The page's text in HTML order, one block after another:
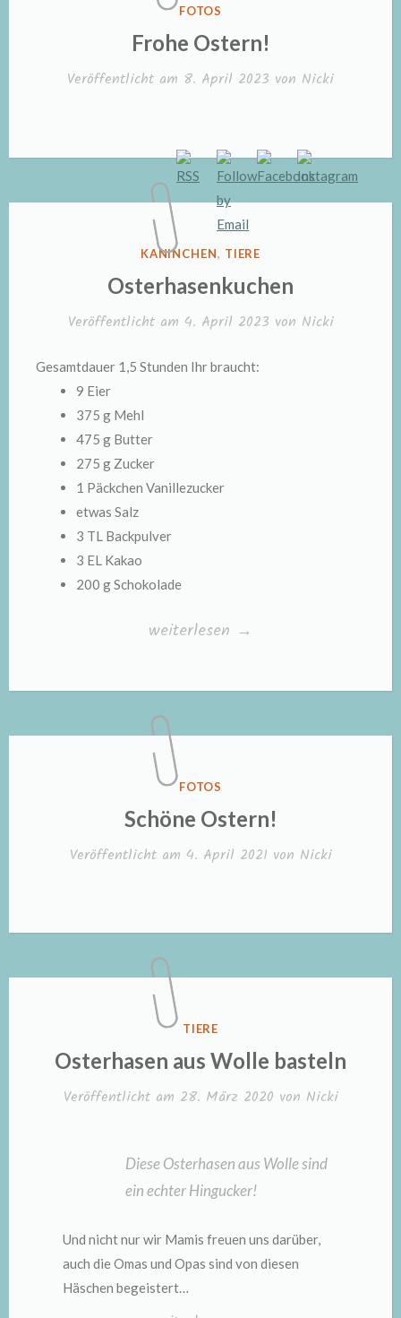
VERÖFFENTLICHT
FOTOS
Frohe Ostern!
Veröffentlicht am 8. April 2023 von Nicki
VERÖFFENTLICHT
KANINCHEN, TIERE
Osterhasenkuchen
Veröffentlicht am 4. April 2023 von Nicki
Gesamtdauer 1,5 Stunden Ihr braucht:
9 Eier
375 g Mehl
475 g Butter
275 g Zucker
1 Päckchen Vanillezucker
etwas Salz
3 TL Backpulver
3 EL Kakao
200 g Schokolade
„Osterhasenkuchen“
weiterlesen →
VERÖFFENTLICHT
FOTOS
Schöne Ostern!
Veröffentlicht am 4. April 2021 von Nicki
VERÖFFENTLICHT
TIERE
Osterhasen aus Wolle basteln
Veröffentlicht am 28. März 2020 von Nicki
Diese Osterhasen aus Wolle sind
ein echter Hingucker!
Und nicht nur wir Mamis freuen uns darüber,
auch die Omas und Opas sind von diesen
Häschen begeistert…